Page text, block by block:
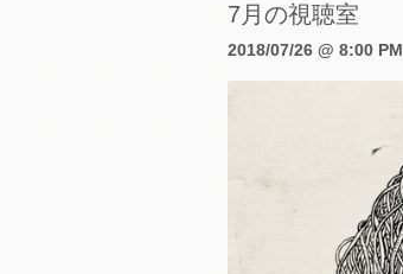
7月の視聴室
2018/07/26 @ 8:00 PM